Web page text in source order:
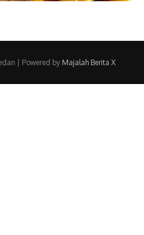
| Powered by Majalah Berita X